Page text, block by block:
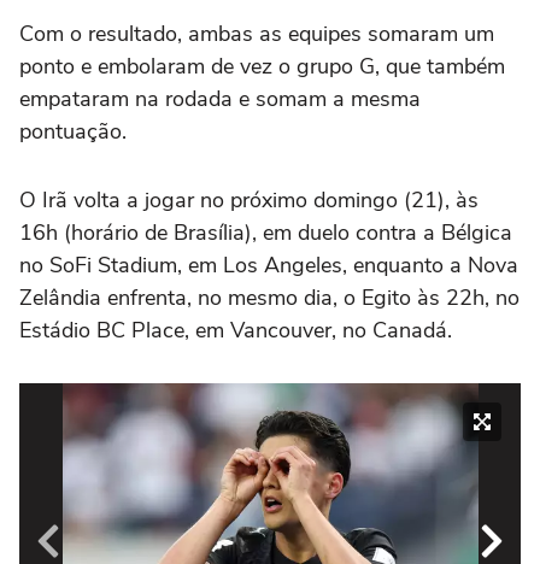
Com o resultado, ambas as equipes somaram um
ponto e embolaram de vez o grupo G, que também
empataram na rodada e somam a mesma
pontuação.
O Irã volta a jogar no próximo domingo (21), às
16h (horário de Brasília), em duelo contra a Bélgica
no SoFi Stadium, em Los Angeles, enquanto a Nova
Zelândia enfrenta, no mesmo dia, o Egito às 22h, no
Estádio BC Place, em Vancouver, no Canadá.